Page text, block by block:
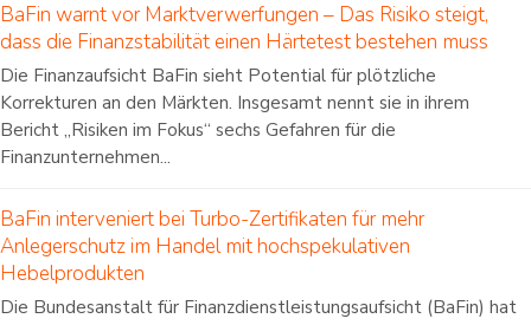
BaFin warnt vor Marktverwerfungen – Das Risiko steigt,
dass die Finanzstabilität einen Härtetest bestehen muss
Die Finanzaufsicht BaFin sieht Potential für plötzliche
Korrekturen an den Märkten. Insgesamt nennt sie in ihrem
Bericht „Risiken im Fokus“ sechs Gefahren für die
Finanzunternehmen...
BaFin interveniert bei Turbo-Zertifikaten für mehr
Anlegerschutz im Handel mit hochspekulativen
Hebelprodukten
Die Bundesanstalt für Finanzdienstleistungsaufsicht (BaFin) hat